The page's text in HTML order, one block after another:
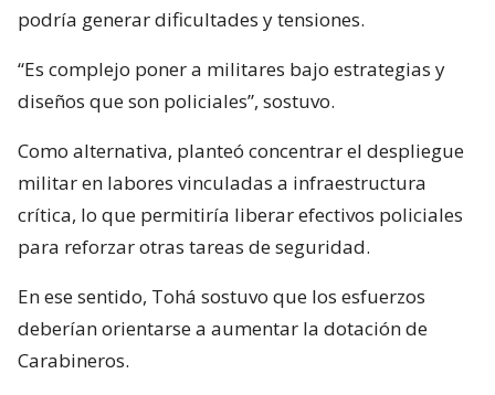
podría generar dificultades y tensiones.
“Es complejo poner a militares bajo estrategias y
diseños que son policiales”, sostuvo.
Como alternativa, planteó concentrar el despliegue
militar en labores vinculadas a infraestructura
crítica, lo que permitiría liberar efectivos policiales
para reforzar otras tareas de seguridad.
En ese sentido, Tohá sostuvo que los esfuerzos
deberían orientarse a aumentar la dotación de
Carabineros.